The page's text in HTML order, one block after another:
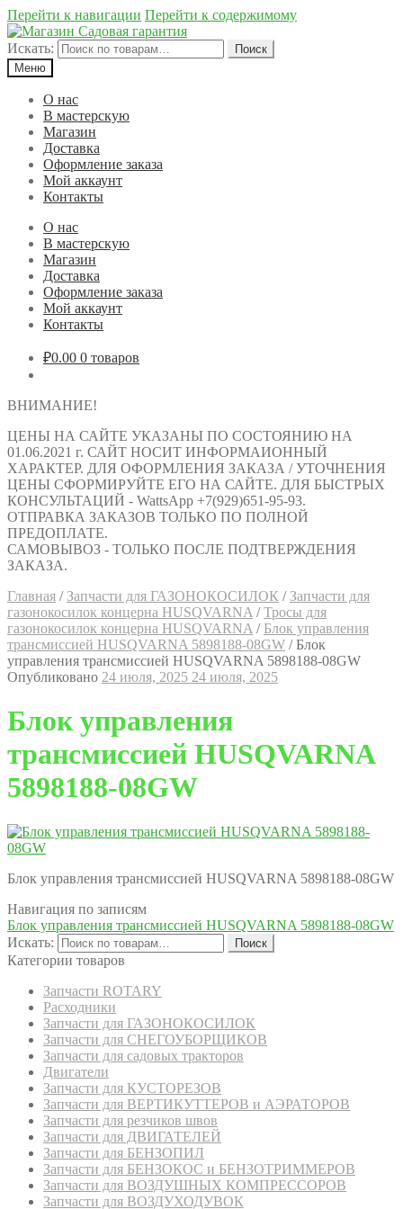
Перейти к навигации Перейти к содержимому
Искать:
Поиск
Меню
О нас
В мастерскую
Магазин
Доставка
Оформление заказа
Мой аккаунт
Контакты
О нас
В мастерскую
Магазин
Доставка
Оформление заказа
Мой аккаунт
Контакты
₽0.00 0 товаров
ВНИМАНИЕ!
ЦЕНЫ НА САЙТЕ УКАЗАНЫ ПО СОСТОЯНИЮ НА
01.06.2021 г. САЙТ НОСИТ ИНФОРМАИОННЫЙ
ХАРАКТЕР. ДЛЯ ОФОРМЛЕНИЯ ЗАКАЗА / УТОЧНЕНИЯ
ЦЕНЫ СФОРМИРУЙТЕ ЕГО НА САЙТЕ. ДЛЯ БЫСТРЫХ
КОНСУЛЬТАЦИЙ - WattsApp +7(929)651-95-93.
ОТПРАВКА ЗАКАЗОВ ТОЛЬКО ПО ПОЛНОЙ
ПРЕДОПЛАТЕ.
САМОВЫВОЗ - ТОЛЬКО ПОСЛЕ ПОДТВЕРЖДЕНИЯ
ЗАКАЗА.
Главная / Запчасти для ГАЗОНОКОСИЛОК / Запчасти для
газонокосилок концерна HUSQVARNA /Тросы для
газонокосилок концерна HUSQVARNA / Блок управления
трансмиссией HUSQVARNA 5898188-08GW /Блок
управления трансмиссией HUSQVARNA 5898188-08GW
Опубликовано 24 июля, 2025 24 июля, 2025
Блок управления
трансмиссией HUSQVARNA
5898188-08GW
Блок управления трансмиссией HUSQVARNA 5898188-08GW
Навигация по записям
Блок управления трансмиссией HUSQVARNA 5898188-08GW
Искать:
Поиск
Категории товаров
Запчасти ROTARY
Расходники
Запчасти для ГАЗОНОКОСИЛОК
Запчасти для СНЕГОУБОРЩИКОВ
Запчасти для садовых тракторов
Двигатели
Запчасти для КУСТОРЕЗОВ
Запчасти для ВЕРТИКУТТЕРОВ и АЭРАТОРОВ
Запчасти для резчиков швов
Запчасти для ДВИГАТЕЛЕЙ
Запчасти для БЕНЗОПИЛ
Запчасти для БЕНЗОКОС и БЕНЗОТРИММЕРОВ
Запчасти для ВОЗДУШНЫХ КОМПРЕССОРОВ
Запчасти для ВОЗДУХОДУВОК